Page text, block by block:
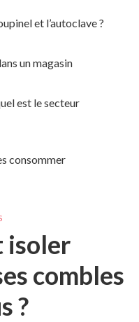
et l’autoclave ?
un magasin
est le secteur
consommer
isoler
combles
?